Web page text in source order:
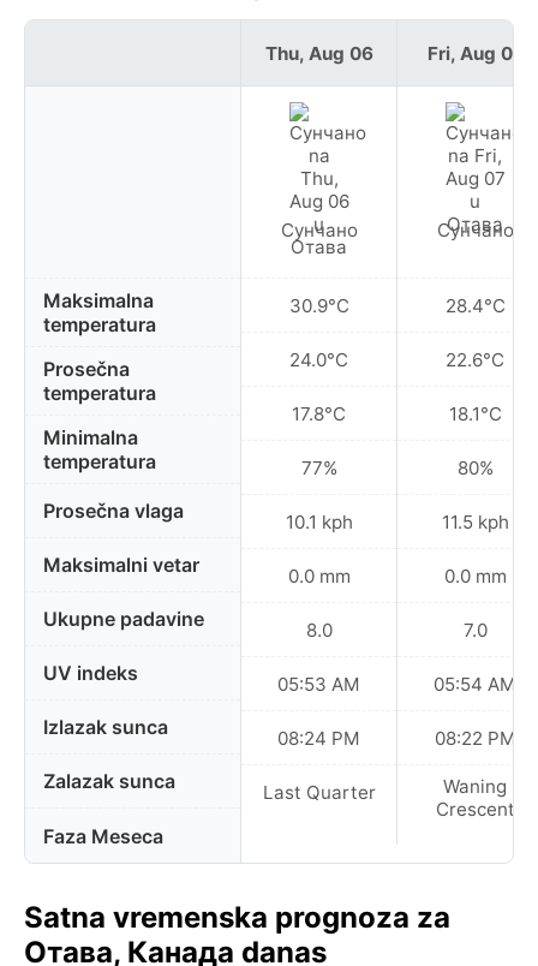
Maksimalna
temperatura
Prosečna
temperatura
Minimalna
temperatura
Prosečna vlaga
Maksimalni vetar
Ukupne padavine
UV indeks
Izlazak sunca
Zalazak sunca
Faza Meseca
Thu, Aug 06
Сунчано
30.9°C
24.0°C
17.8°C
77%
10.1 kph
0.0 mm
8.0
05:53 AM
08:24 PM
Last Quarter
Fri, Aug 07
Сунчано
28.4°C
22.6°C
18.1°C
80%
11.5 kph
0.0 mm
7.0
05:54 AM
08:22 PM
Waning
Crescent
Satna vremenska prognoza za
Отава, Канада danas